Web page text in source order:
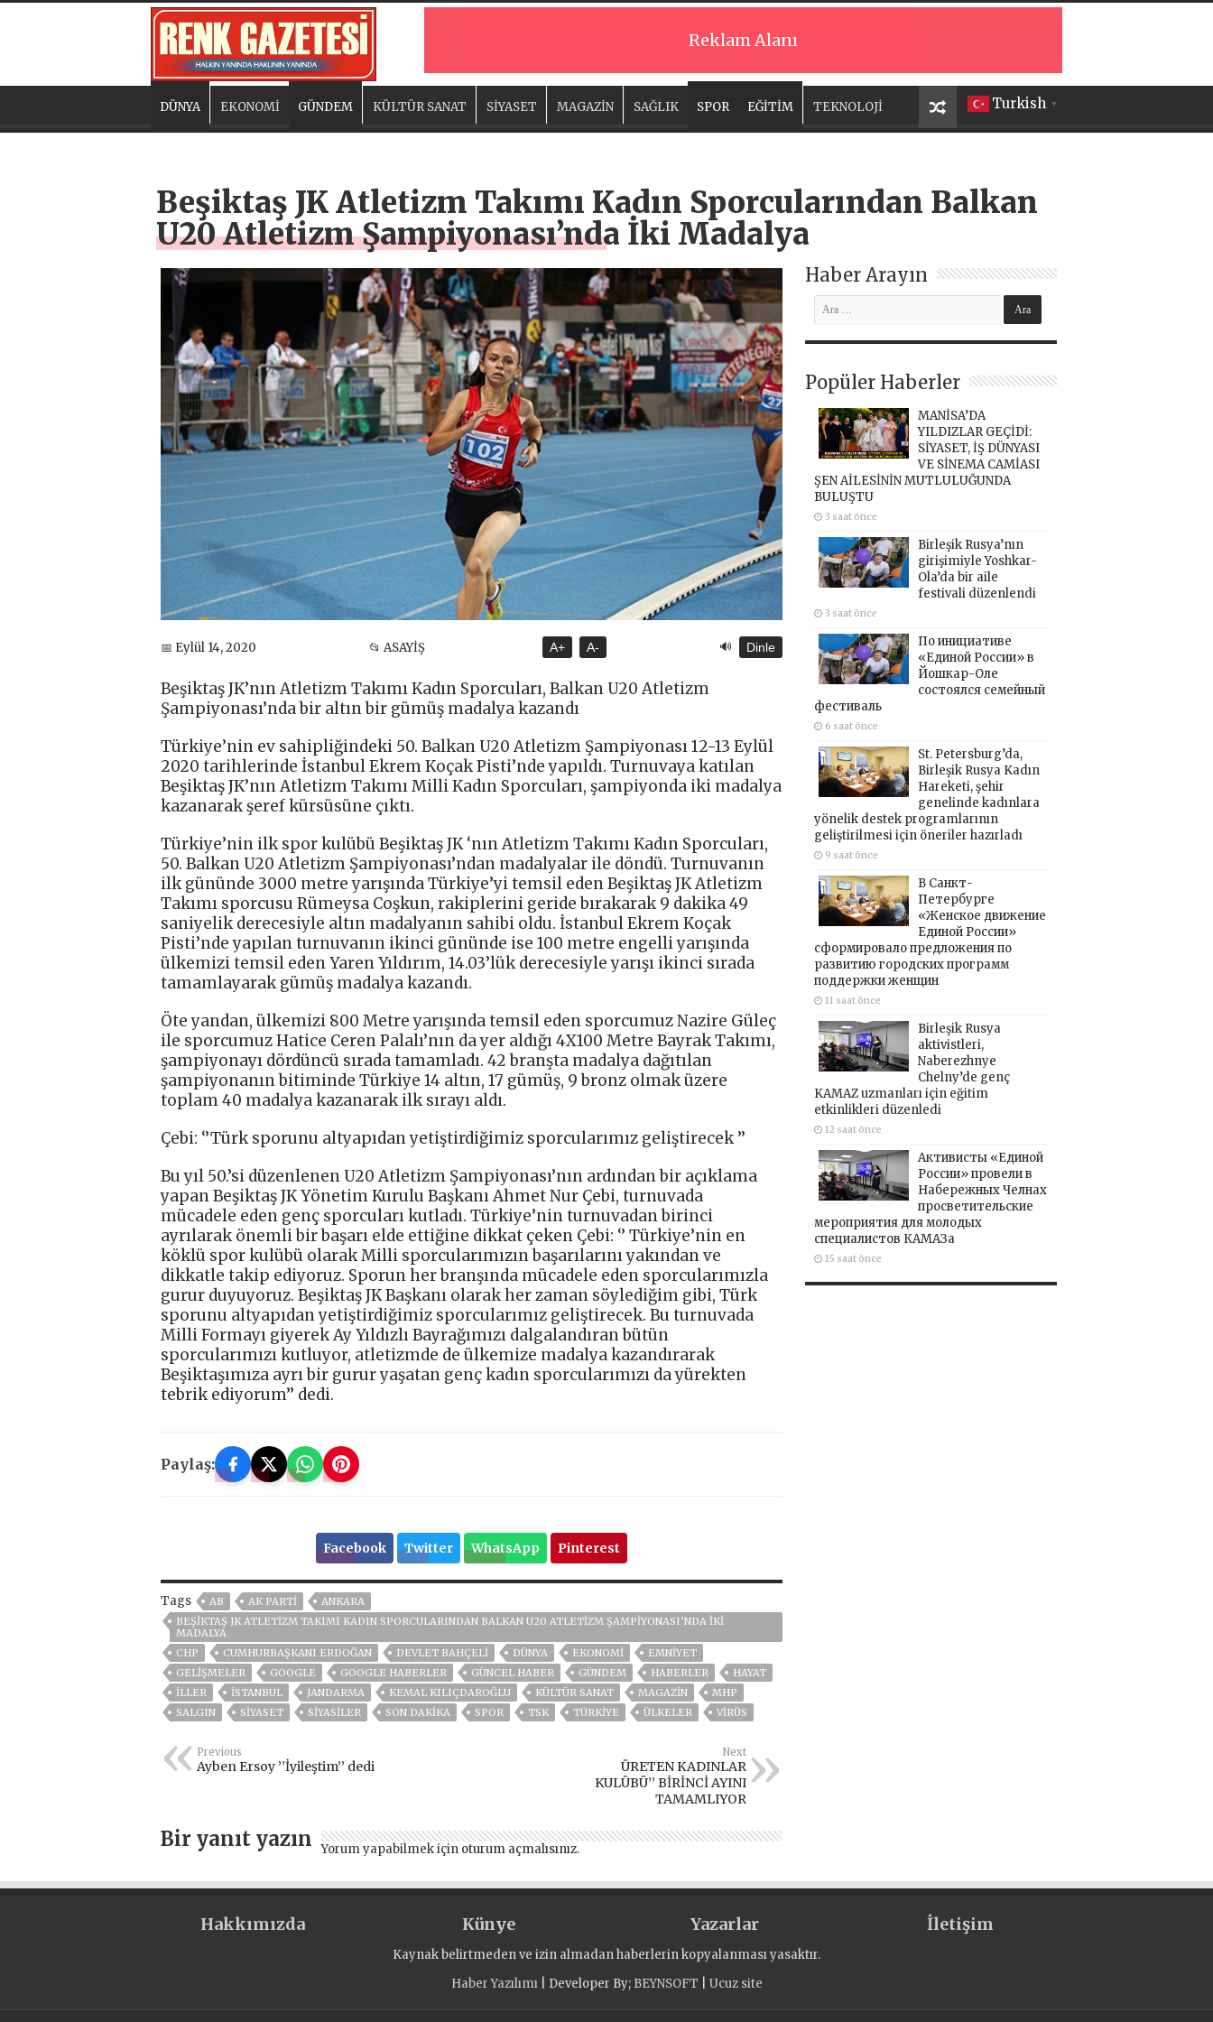
Reklam Alanı
Turkish ▼
DÜNYA EKONOMİ GÜNDEM KÜLTÜR SANAT SİYASET MAGAZİN SAĞLIK SPOR EĞİTİM TEKNOLOJİ
Beşiktaş JK Atletizm Takımı Kadın Sporcularından Balkan
U20 Atletizm Şampiyonası’nda İki Madalya
📅 Eylül 14, 2020 📂 ASAYİŞ A+ A- 🔊 Dinle
Beşiktaş JK’nın Atletizm Takımı Kadın Sporcuları, Balkan U20 Atletizm
Şampiyonası’nda bir altın bir gümüş madalya kazandı
Türkiye’nin ev sahipliğindeki 50. Balkan U20 Atletizm Şampiyonası 12-13 Eylül
2020 tarihlerinde İstanbul Ekrem Koçak Pisti’nde yapıldı. Turnuvaya katılan
Beşiktaş JK’nın Atletizm Takımı Milli Kadın Sporcuları, şampiyonda iki madalya
kazanarak şeref kürsüsüne çıktı.
Türkiye’nin ilk spor kulübü Beşiktaş JK ‘nın Atletizm Takımı Kadın Sporcuları,
50. Balkan U20 Atletizm Şampiyonası’ndan madalyalar ile döndü. Turnuvanın
ilk gününde 3000 metre yarışında Türkiye’yi temsil eden Beşiktaş JK Atletizm
Takımı sporcusu Rümeysa Coşkun, rakiplerini geride bırakarak 9 dakika 49
saniyelik derecesiyle altın madalyanın sahibi oldu. İstanbul Ekrem Koçak
Pisti’nde yapılan turnuvanın ikinci gününde ise 100 metre engelli yarışında
ülkemizi temsil eden Yaren Yıldırım, 14.03’lük derecesiyle yarışı ikinci sırada
tamamlayarak gümüş madalya kazandı.
Öte yandan, ülkemizi 800 Metre yarışında temsil eden sporcumuz Nazire Güleç
ile sporcumuz Hatice Ceren Palalı’nın da yer aldığı 4X100 Metre Bayrak Takımı,
şampiyonayı dördüncü sırada tamamladı. 42 branşta madalya dağıtılan
şampiyonanın bitiminde Türkiye 14 altın, 17 gümüş, 9 bronz olmak üzere
toplam 40 madalya kazanarak ilk sırayı aldı.
Çebi: ‘’Türk sporunu altyapıdan yetiştirdiğimiz sporcularımız geliştirecek ’’
Bu yıl 50.’si düzenlenen U20 Atletizm Şampiyonası’nın ardından bir açıklama
yapan Beşiktaş JK Yönetim Kurulu Başkanı Ahmet Nur Çebi, turnuvada
mücadele eden genç sporcuları kutladı. Türkiye’nin turnuvadan birinci
ayrılarak önemli bir başarı elde ettiğine dikkat çeken Çebi: ‘’ Türkiye’nin en
köklü spor kulübü olarak Milli sporcularımızın başarılarını yakından ve
dikkatle takip ediyoruz. Sporun her branşında mücadele eden sporcularımızla
gurur duyuyoruz. Beşiktaş JK Başkanı olarak her zaman söylediğim gibi, Türk
sporunu altyapıdan yetiştirdiğimiz sporcularımız geliştirecek. Bu turnuvada
Milli Formayı giyerek Ay Yıldızlı Bayrağımızı dalgalandıran bütün
sporcularımızı kutluyor, atletizmde de ülkemize madalya kazandırarak
Beşiktaşımıza ayrı bir gurur yaşatan genç kadın sporcularımızı da yürekten
tebrik ediyorum’’ dedi.
Paylaş:
Facebook Twitter WhatsApp Pinterest
Tags AB AK PARTİ
ANKARA
BEŞIKTAŞ JK ATLETIZM TAKIMI KADIN SPORCULARINDAN BALKAN U20 ATLETIZM ŞAMPIYONASI’NDA İKI
MADALYA
CHP
CUMHURBAŞKANI ERDOĞAN DEVLET BAHÇELİ DÜNYA EKONOMİ
EMNİYET
GELIŞMELER
GOOGLE GOOGLE HABERLER GÜNCEL HABER GÜNDEM HABERLER
HAYAT
İLLER
ISTANBUL JANDARMA KEMAL KILIÇDAROĞLU KÜLTÜR SANAT MAGAZİN
MHP
SALGIN
SİYASET SİYASİLER SON DAKIKA SPOR TSK TÜRKİYE ÜLKELER VIRÜS
Previous
Ayben Ersoy ’’İyileştim’’ dedi
Next
ÜRETEN KADINLAR
KULÜBÜ’’ BİRİNCİ AYINI
TAMAMLIYOR
Bir yanıt yazın Yorum yapabilmek için oturum açmalısınız.
Haber Arayın
Popüler Haberler
MANİSA’DA
YILDIZLAR GEÇİDİ:
SİYASET, İŞ DÜNYASI
VE SİNEMA CAMİASI
ŞEN AİLESİNİN MUTLULUĞUNDA
BULUŞTU
3 saat önce
Birleşik Rusya’nın
girişimiyle Yoshkar-
Ola’da bir aile
festivali düzenlendi
3 saat önce
По инициативе
«Единой России» в
Йошкар-Оле
состоялся семейный
фестиваль
6 saat önce
St. Petersburg’da,
Birleşik Rusya Kadın
Hareketi, şehir
genelinde kadınlara
yönelik destek programlarının
geliştirilmesi için öneriler hazırladı
9 saat önce
В Санкт-
Петербурге
«Женское движение
Единой России»
сформировало предложения по
развитию городских программ
поддержки женщин
11 saat önce
Birleşik Rusya
aktivistleri,
Naberezhnye
Chelny’de genç
KAMAZ uzmanları için eğitim
etkinlikleri düzenledi
12 saat önce
Активисты «Единой
России» провели в
Набережных Челнах
просветительские
мероприятия для молодых
специалистов КАМАЗа
15 saat önce
Hakkımızda Künye Yazarlar İletişim
Kaynak belirtmeden ve izin almadan haberlerin kopyalanması yasaktır.
Haber Yazılımı| Developer By; BEYNSOFT Ucuz site